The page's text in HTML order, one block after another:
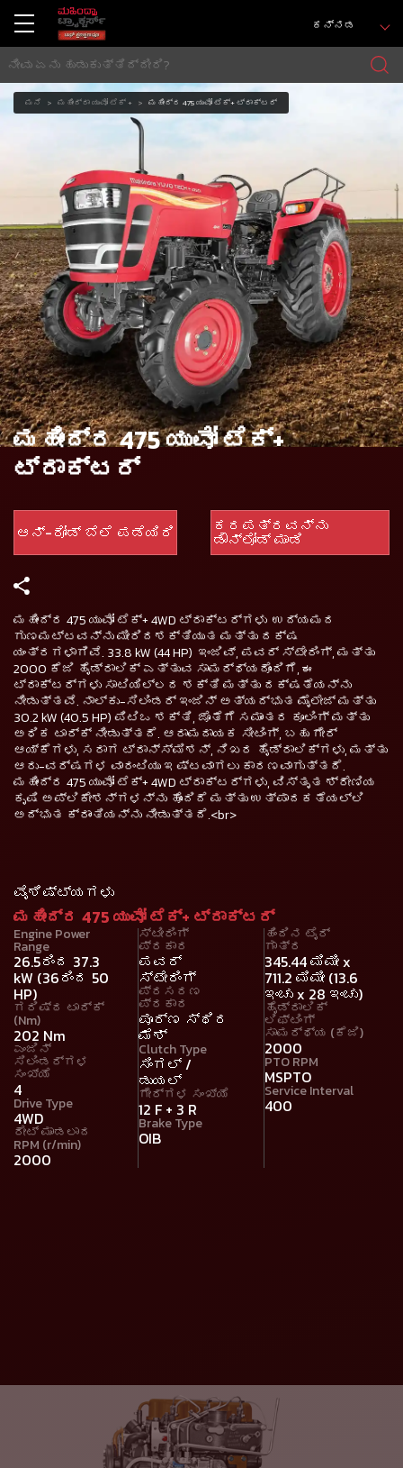
ಕನ್ನಡ
ಮನೆ ಮಹೀಂದ್ರಾ ಯುವೋ ಟೆಕ್ + ಮಹೀಂದ್ರ 475 ಯುವೋ ಟೆಕ್+ ಟ್ರಾಕ್ಟರ್
ಮಹೀಂದ್ರ 475 ಯುವೋ ಟೆಕ್+
ಟ್ರಾಕ್ಟರ್
ಆನ್-ರೋಡ್ ಬೆಲೆ ಪಡೆಯಿರಿ ಕರಪತ್ರವನ್ನು
ಡೌನ್‌ಲೋಡ್ ಮಾಡಿ
ಮಹೀಂದ್ರ 475 ಯುವೋ ಟೆಕ್+ 4WD ಟ್ರಾಕ್ಟರ್‌ಗಳು ಉದ್ಯಮದ
ಗುಣಮಟ್ಟವನ್ನು ಮೀರಿದಶಕ್ತಿಯುತ ಮತ್ತು ದಕ್ಷ
ಯಂತ್ರಗಳಾಗಿವೆ. 33.8 kW (44 HP) ಇಂಜಿವ್, ಪವರ್ ಸ್ಟೇರಿಂಗ್, ಮತ್ತು
2000 ಕೆಜಿ ಹೈಡ್ರಾಲಿಕ್ ಎತ್ತುವ ಸಾಮರ್ಥ್ಯದೊಂದಿಗೆ, ಈ
ಟ್ರಾಕ್ಟರ್‌ಗಳು ಸಾಟಿಯಿಲ್ಲದ ಶಕ್ತಿ ಮತ್ತು ದಕ್ಷತೆಯನ್ನು
ನೀಡುತ್ತವೆ. ನಾಲ್ಕು-ಸಿಲಿಂಡರ್ ಇಂಜಿನ್ ಅತ್ಯದ್ಭುತ ಮೈಲೇಜ್ ಮತ್ತು
30.2 kW (40.5 HP) ಪಿಟಿಒ ಶಕ್ತಿ, ಜೊತೆಗೆ ಸಮಾಂತರ ಕೂಲಿಂಗ್ ಮತ್ತು
ಅಧಿಕ ಟಾರ್ಕ್ ನೀಡುತ್ತದೆ. ಆರಾಮದಾಯಕ ಸೀಟಿಂಗ್, ಬಹು ಗೇರ್
ಆಯ್ಕೆಗಳು, ಸರಾಗ ಟ್ರಾನ್ಸ್‌ಮಿಶನ್, ನಿಖರ ಹೈಡ್ರಾಲಿಕ್‌ಗಳು, ಮತ್ತು
ಆರು-ವರ್ಷಗಳ ವಾರಂಟಿಯು ಇಷ್ಟವಾಗಲು ಕಾರಣವಾಗುತ್ತದೆ.
ಮಹೀಂದ್ರ 475 ಯುವೋ ಟೆಕ್+ 4WD ಟ್ರಾಕ್ಟರ್‌ಗಳು, ವಿಸ್ತೃತ ಶ್ರೇಣಿಯ
ಕೃಷಿ ಅಪ್ಲಿಕೇಶನ್‌ಗಳನ್ನು ಹೊಂದಿದೆ ಮತ್ತು ಉತ್ಪಾದಕತೆಯಲ್ಲಿ
ಅದ್ಭುತ ಕ್ರಾಂತಿಯನ್ನು ನೀಡುತ್ತದೆ.<br>
ವೈಶಿಷ್ಟ್ಯಗಳು
ಮಹೀಂದ್ರ 475 ಯುವೋ ಟೆಕ್+ ಟ್ರಾಕ್ಟರ್
Engine Power
Range
26.5ರಿಂದ 37.3
kW (36ರಿಂದ 50
HP)
ಗರಿಷ್ಠ ಟಾರ್ಕ್
(Nm)
202 Nm
ಎಂಜಿನ್
ಸಿಲಿಂಡರ್ಗಳ
ಸಂಖ್ಯೆ
4
Drive Type
4WD
ರೇಟ್ ಮಾಡಲಾದ
RPM (r/min)
2000
ಸ್ಟೀರಿಂಗ್
ಪ್ರಕಾರ
ಪವರ್
ಸ್ಟೇರಿಂಗ್
ಪ್ರಸರಣ
ಪ್ರಕಾರ
ಪೂರ್ಣ ಸ್ಥಿರ
ಮೆಶ್
Clutch Type
ಸಿಂಗಲ್ /
ಡುಯಲ್
ಗೇರ್‌ಗಳ ಸಂಖ್ಯೆ
12 F + 3 R
Brake Type
OIB
ಹಿಂದಿನ ಟೈರ್
ಗಾತ್ರ
345.44 ಮಿಮೀ x
711.2 ಮಿಮೀ (13.6
ಇಂಚು x 28 ಇಂಚು)
ಹೈಡ್ರಾಲಿಕ್
ಲಿಫ್ಟಿಂಗ್
ಸಾಮರ್ಥ್ಯ (ಕೆಜಿ)
2000
PTO RPM
MSPTO
Service Interval
400